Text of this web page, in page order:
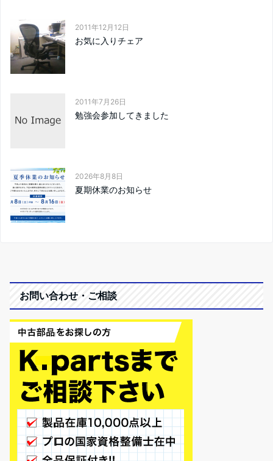
2011年12月12日
お気に入りチェア
2011年7月26日
勉強会参加してきました
2026年8月8日
夏期休業のお知らせ
お問い合わせ・ご相談